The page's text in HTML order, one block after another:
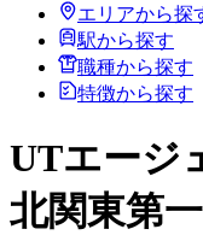
エリアから探
駅から探す
職種から探す
特徴から探す
UTエージ
北関東第